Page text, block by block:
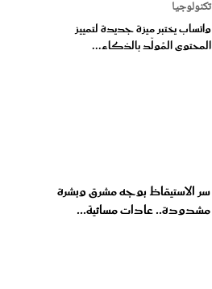
تكنولوجيا
واتساب يختبر ميزة جديدة لتمييز
المحتوى المُولّد بالذكاء...
سر الاستيقاظ بوجه مشرق وبشرة
مشدودة.. عادات مسائية...